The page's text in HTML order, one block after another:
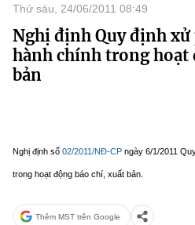
Danh mục
Trang chủ
Cơ cấu tổ chức
Lịch sử phát triển
Khoa học và Công nghệ
Đổi mới sáng tạo
Dịch vụ công
Hệ thống văn bản
Thứ sáu, 24/06/2011 08:49
Nghị định Quy định xử
hành chính trong hoạt
bản
Nghị định số 02/2011/NĐ-CP ngày 6/1/2011
trong hoạt động báo chí, xuất bản.
Thêm MST trên Google